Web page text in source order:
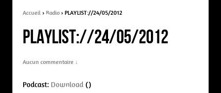
Accueil › Radio › PLAYLIST://24/05/2012
PLAYLIST://24/05/2012
Aucun commentaire ↓
Podcast: Download ()